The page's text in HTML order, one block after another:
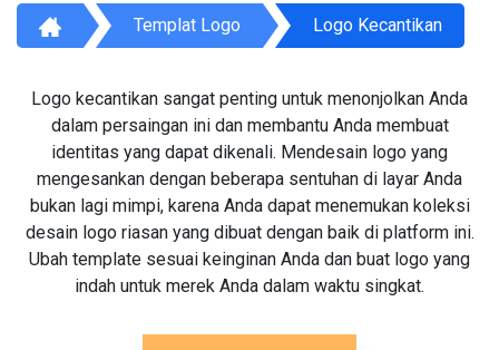
Templat Logo Logo Kecantikan
Logo kecantikan sangat penting untuk menonjolkan Anda
dalam persaingan ini dan membantu Anda membuat
identitas yang dapat dikenali. Mendesain logo yang
mengesankan dengan beberapa sentuhan di layar Anda
bukan lagi mimpi, karena Anda dapat menemukan koleksi
desain logo riasan yang dibuat dengan baik di platform ini.
Ubah template sesuai keinginan Anda dan buat logo yang
indah untuk merek Anda dalam waktu singkat.